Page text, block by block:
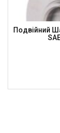
Подвійний